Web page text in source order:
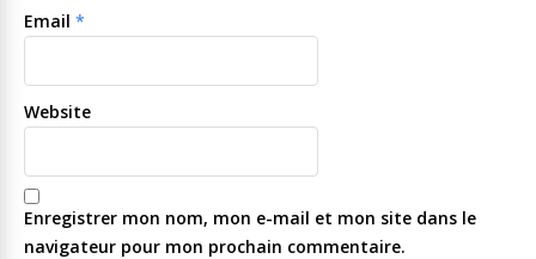
Email *
Website
Enregistrer mon nom, mon e-mail et mon site dans le
navigateur pour mon prochain commentaire.